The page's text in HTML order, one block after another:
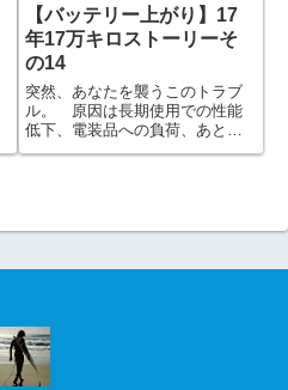
【バッテリー上がり】17
年17万キロストーリーそ
の14
突然、あなたを襲うこのトラブ
ル。 原因は長期使用での性能
低下、電装品への負荷、あと低
温にも弱いのは電池の常だけ